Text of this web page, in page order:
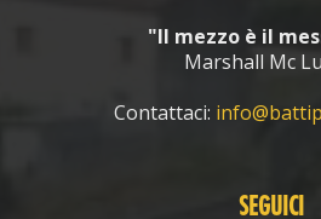
"Il mezzo è il
Marshall Mc
Contattaci:
SEGUICI